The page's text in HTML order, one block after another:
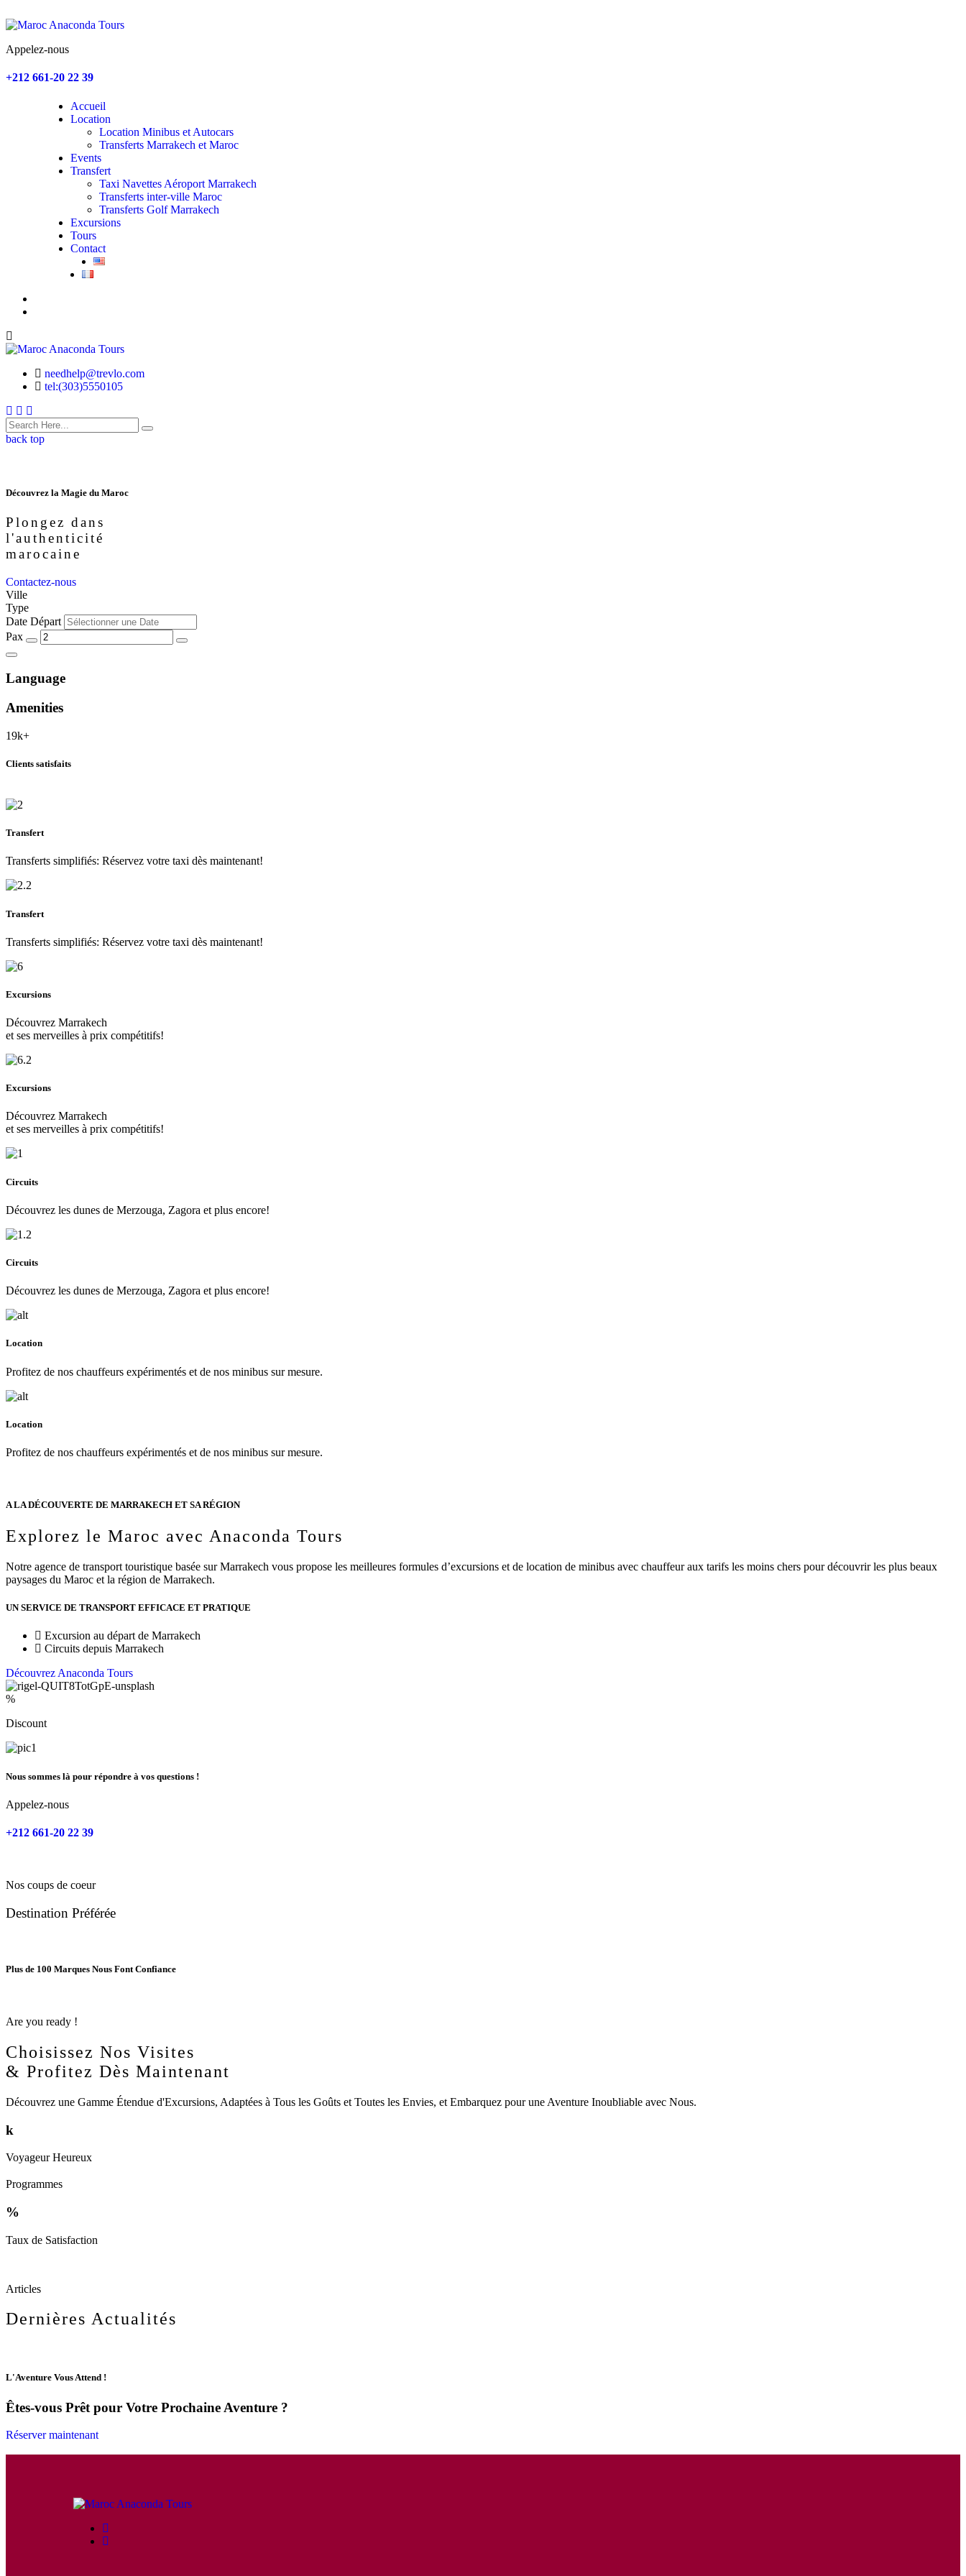
Appelez-nous
+212 661-20 22 39
Accueil
Location
Location Minibus et Autocars
Transferts Marrakech et Maroc
Events
Transfert
Taxi Navettes Aéroport Marrakech
Transferts inter-ville Maroc
Transferts Golf Marrakech
Excursions
Tours
Contact
needhelp@trevlo.com
tel:(303)5550105
back top
Découvrez la Magie du Maroc
Plongez dans
l'authenticité
marocaine
Contactez-nous
Ville
Type
Date Départ
Pax
Language
Amenities
19k+
Clients satisfaits
Transfert
Transferts simplifiés: Réservez votre taxi dès maintenant!
Transfert
Transferts simplifiés: Réservez votre taxi dès maintenant!
Excursions
Découvrez Marrakech
et ses merveilles à prix compétitifs!
Excursions
Découvrez Marrakech
et ses merveilles à prix compétitifs!
Circuits
Découvrez les dunes de Merzouga, Zagora et plus encore!
Circuits
Découvrez les dunes de Merzouga, Zagora et plus encore!
Location
Profitez de nos chauffeurs expérimentés et de nos minibus sur mesure.
Location
Profitez de nos chauffeurs expérimentés et de nos minibus sur mesure.
A LA DÉCOUVERTE DE MARRAKECH ET SA RÉGION
Explorez le Maroc avec Anaconda Tours
Notre agence de transport touristique basée sur Marrakech vous propose les meilleures formules d’excursions et de location de minibus avec chauffeur aux tarifs les moins chers pour découvrir les plus beaux
paysages du Maroc et la région de Marrakech.
UN SERVICE DE TRANSPORT EFFICACE ET PRATIQUE
Excursion au départ de Marrakech
Circuits depuis Marrakech
Découvrez Anaconda Tours
%
Discount
Nous sommes là pour répondre à vos questions !
Appelez-nous
+212 661-20 22 39
Nos coups de coeur
Destination Préférée
Plus de 100 Marques Nous Font Confiance
Are you ready !
Choisissez Nos Visites
& Profitez Dès Maintenant
Découvrez une Gamme Étendue d'Excursions, Adaptées à Tous les Goûts et Toutes les Envies, et Embarquez pour une Aventure Inoubliable avec Nous.
k
Voyageur Heureux
Programmes
%
Taux de Satisfaction
Articles
Dernières Actualités
L'Aventure Vous Attend !
Êtes-vous Prêt pour Votre Prochaine Aventure ?
Réserver maintenant